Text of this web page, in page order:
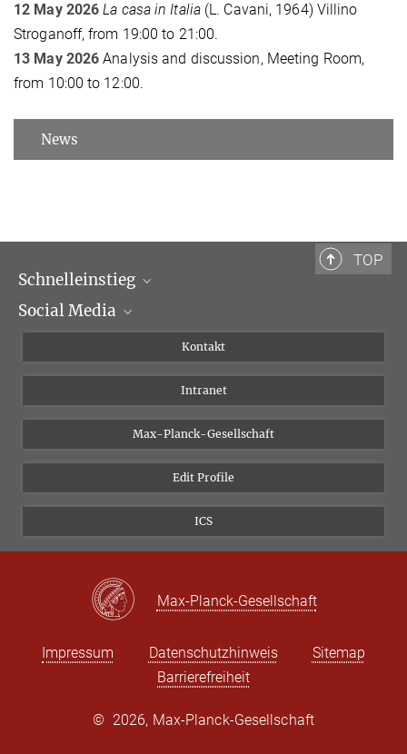
12 May 2026 La casa in Italia(L. Cavani, 1964) Villino
Stroganoff, from 19:00 to 21:00.
13 May 2026 Analysis and discussion, Meeting Room,
from 10:00 to 12:00.
News
TOP
Schnelleinstieg
Wissenschaftliche Abteilungen
Social Media
Instagram
Bluesky
Vimeo
Newsletter
Kontakt
Intranet
Max-Planck-Gesellschaft
Edit Profile
ICS
Max-Planck-Gesellschaft
Impressum Datenschutzhinweis
Sitemap
Barrierefreiheit
© 2026, Max-Planck-Gesellschaft